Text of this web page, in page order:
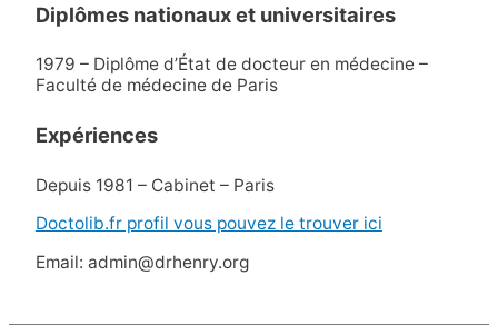
Diplômes nationaux et universitaires
1979 – Diplôme d’État de docteur en médecine –
Faculté de médecine de Paris
Expériences
Depuis 1981 – Cabinet – Paris
Doctolib.fr profil vous pouvez le trouver ici
Email: admin@drhenry.org